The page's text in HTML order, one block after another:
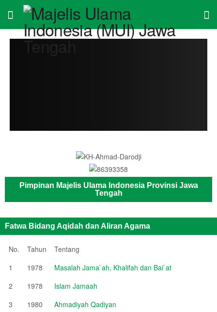
Pimpinan Majelis Ulama Indonesia Provinsi Jawa
Tengah
Fatwa Bidang Aqidah dan Aliran Agama
No. Tahun
Tentang
1
1978
Masalah Jama`ah, Khalifah dan Bai`at
2
1978
Islam Jamaah
3
1980
Ahmadiyah Qadiyan